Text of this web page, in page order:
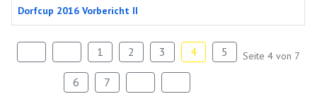
Dorfcup 2016 Vorbericht II
Seite 4 von 7
1 2 3 4 5
6 7